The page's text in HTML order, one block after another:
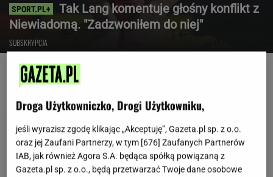
Tak Lang komentuje głośny konflikt z
Niewiadomą. "Zadzwoniłem do niej"
SUBSKRYPCJA
Poszedł na L4 i stracił pracę. Firma zapłaci
Teściowa mówi, że jest mamą jej
dziecka. "Chyba oszaleję"
KLAUDIA KIERZKOWSKA
Droga Użytkowniczko, Drogi Użytkowniku,
jeśli wyrazisz zgodę klikając „Akceptuję”, Gazeta.pl sp. z o.o.
oraz jej Zaufani Partnerzy, w tym [676] Zaufanych Partnerów
IAB, jak również Agora S.A. będąca spółką powiązaną z
Gazeta.pl sp. z o.o., będą przetwarzać Twoje dane osobowe